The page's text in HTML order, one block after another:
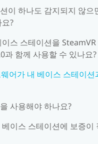
이 하나도 감지되지 않으
?
스 스테이션을 SteamVR
과 함께 사용할 수 있나요?
어가 내 베이스 스테이션
사용해야 하나요?
이스 스테이션에 보증이